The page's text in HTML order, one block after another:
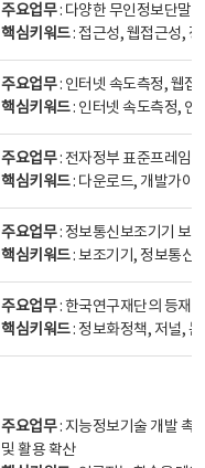
주요업무: 다양한 무인정보단말
핵심키워드: 접근성, 웹접근성,
주요업무: 인터넷 속도측정, 웹접
핵심키워드: 인터넷 속도측정, 인
주요업무: 전자정부 표준프레임
핵심키워드: 다운로드, 개발가이
주요업무: 정보통신보조기기 보
핵심키워드: 보조기기, 정보통신
주요업무: 한국연구재단의 등재
핵심키워드: 정보화정책, 저널,
주요업무: 지능정보기술 개발 촉
및 활용 확산